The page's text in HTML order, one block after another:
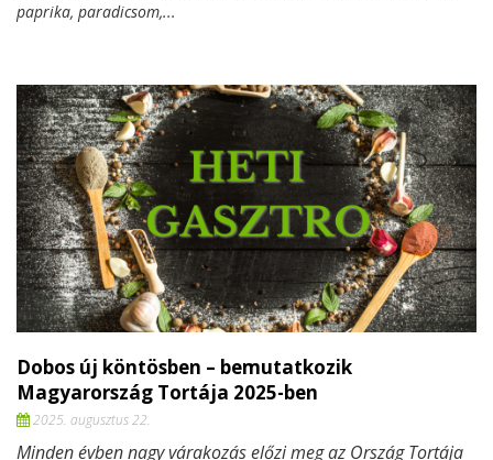
paprika, paradicsom,...
Dobos új köntösben – bemutatkozik
Magyarország Tortája 2025-ben
2025. augusztus 22.
Minden évben nagy várakozás előzi meg az Ország Tortája